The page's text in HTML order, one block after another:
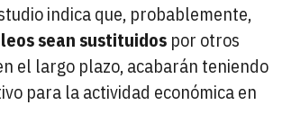
indica que, probablemente,
sean sustituidos por otros
el largo plazo, acabarán teniendo
para la actividad económica en